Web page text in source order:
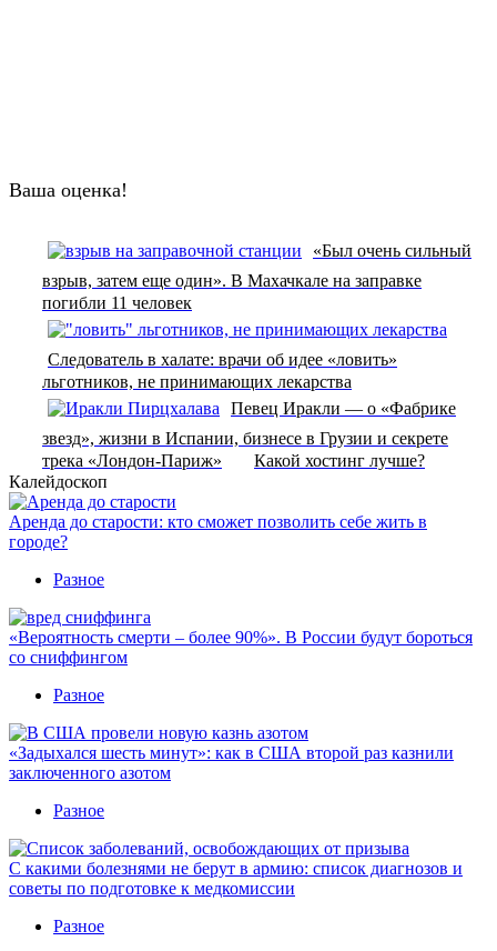
Ваша оценка!
«Был очень сильный
взрыв, затем еще один». В Махачкале на заправке
погибли 11 человек
Следователь в халате: врачи об идее «ловить»
льготников, не принимающих лекарства
Певец Иракли — о «Фабрике
звезд», жизни в Испании, бизнесе в Грузии и секрете
трека «Лондон-Париж»
Какой хостинг лучше?
Калейдоскоп
Аренда до старости: кто сможет позволить себе жить в
городе?
Разное
«Вероятность смерти – более 90%». В России будут бороться
со сниффингом
Разное
«Задыхался шесть минут»: как в США второй раз казнили
заключенного азотом
Разное
С какими болезнями не берут в армию: список диагнозов и
советы по подготовке к медкомиссии
Разное